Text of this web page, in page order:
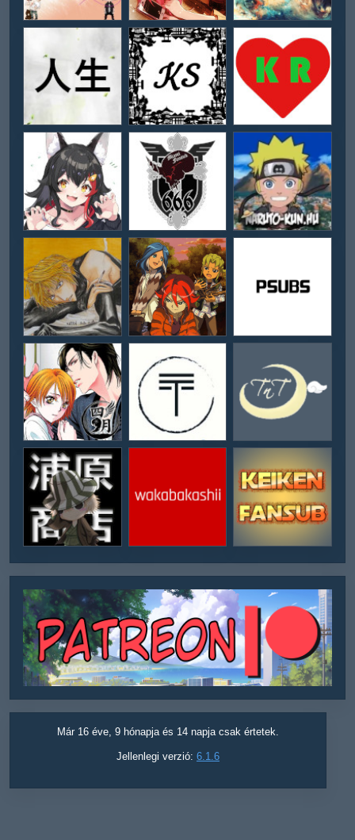
Már 16 éve, 9 hónapja és 14 napja csak értetek.
Jellenlegi verzió: 6.1.6